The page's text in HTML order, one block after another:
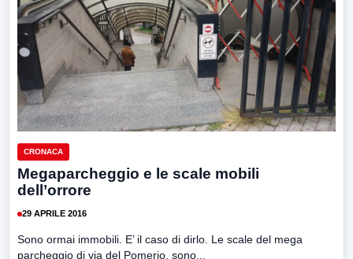
CRONACA
Megaparcheggio e le scale mobili
dell’orrore
29 APRILE 2016
Sono ormai immobili. E’ il caso di dirlo. Le scale del mega
parcheggio di via del Pomerio, sono...